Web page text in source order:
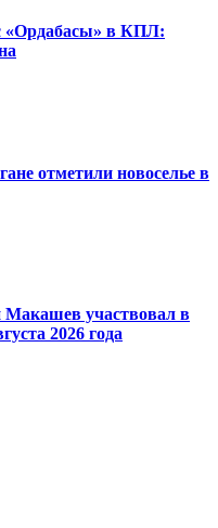
«Ордабасы» в КПЛ:
отметили новоселье в
Макашев участвовал в
2026 года